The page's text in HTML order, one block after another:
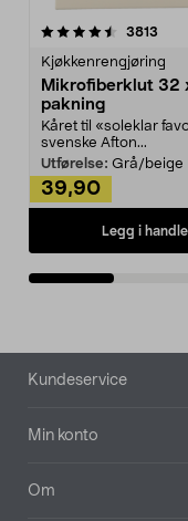
3813
Kjøkkenrengjøring
Mikrofiberklut 32
pakning
Kåret til «soleklar
svenske Afton...
Utførelse: Grå/beige
39,90
Legg i
4.5av 5
Bunntekst
Kundeservice
Min konto
Om